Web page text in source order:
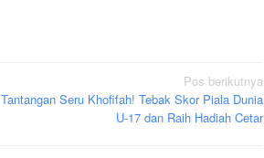
Pos berikutnya
Tantangan Seru Khofifah! Tebak Skor Piala Dunia
U-17 dan Raih Hadiah Cetar